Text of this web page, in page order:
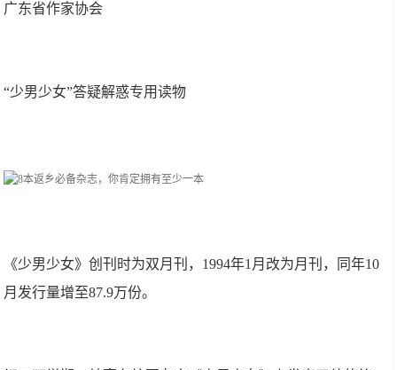
广东省作家协会
“少男少女”答疑解惑专用读物
《少男少女》创刊时为双月刊，1994年1月改为月刊，同年10
月发行量增至87.9万份。